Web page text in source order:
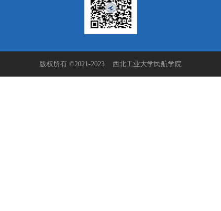
版权所有 ©2021-2023 西北工业大学民航学院